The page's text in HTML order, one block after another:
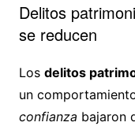
Delitos
se reducen
Los delitos
un
confianza bajaron